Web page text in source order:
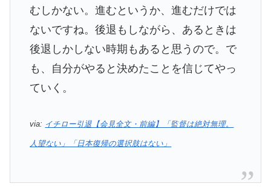
むしかない。進むというか、進むだけでは
ないですね。後退もしながら、あるときは
後退しかしない時期もあると思うので。で
も、自分がやると決めたことを信じてやっ
ていく。
via: イチロー引退【会見全文・前編】「監督は絶対無理。
人望ない」「日本復帰の選択肢はない」